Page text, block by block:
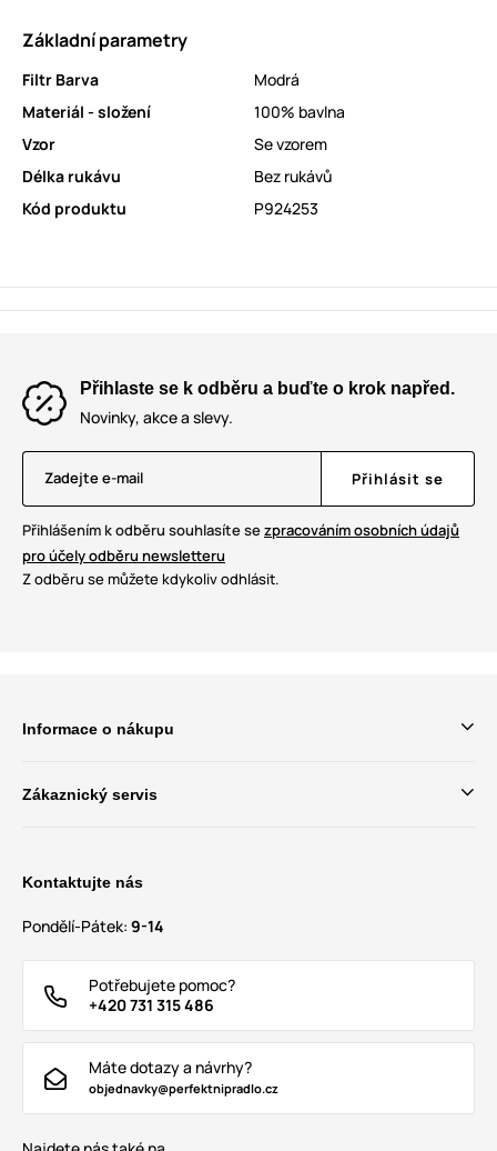
Základní parametry
Filtr Barva
Modrá
Materiál - složení
100% bavlna
Vzor
Se vzorem
Délka rukávu
Bez rukávů
Kód produktu
P924253
Přihlaste se k odběru a buďte o krok napřed.
Novinky, akce a slevy.
Zadejte e-mail Přihlásit se
Přihlášením k odběru souhlasíte sezpracováním osobních údajů
pro účely odběru newsletteru
Z odběru se můžete kdykoliv odhlásit.
Informace o nákupu
Zákaznický servis
Kontaktujte nás
Pondělí-Pátek: 9-14
Potřebujete pomoc?
+420 731 315 486
Máte dotazy a návrhy?
objednavky@perfektnipradlo.cz